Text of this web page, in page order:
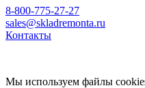
8-800-775-27-27
sales@skladremonta.ru
Контакты
Мы используем файлы